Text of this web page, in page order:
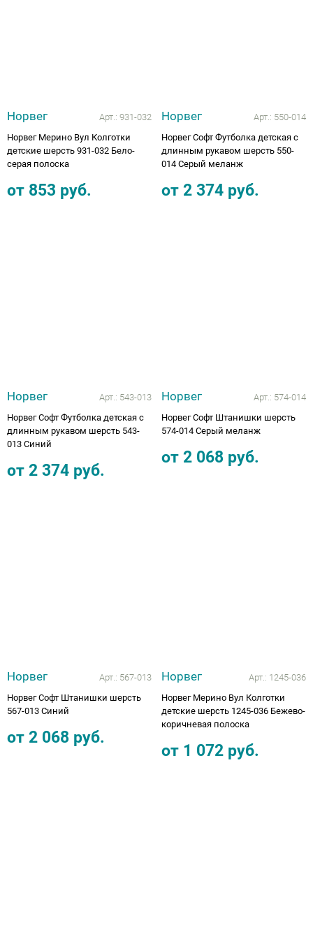
Норвег Арт.: 931-032
Норвег Мерино Вул Колготки
детские шерсть 931-032 Бело-
серая полоска
от 853 руб.
Норвег Арт.: 550-014
Норвег Софт Футболка детская с
длинным рукавом шерсть 550-
014 Серый меланж
от 2 374 руб.
Норвег Арт.: 543-013
Норвег Софт Футболка детская с
длинным рукавом шерсть 543-
013 Синий
от 2 374 руб.
Норвег Арт.: 574-014
Норвег Софт Штанишки шерсть
574-014 Серый меланж
от 2 068 руб.
Норвег Арт.: 567-013
Норвег Софт Штанишки шерсть
567-013 Синий
от 2 068 руб.
Норвег Арт.: 1245-036
Норвег Мерино Вул Колготки
детские шерсть 1245-036 Бежево-
коричневая полоска
от 1 072 руб.
Противопролежневые матрасы, подушки
ОПОРЫ, ВЕРТИКАЛИЗАТОРЫ, Оборудование
для ЛФК
Одежда ортопедическая (адаптивная) для